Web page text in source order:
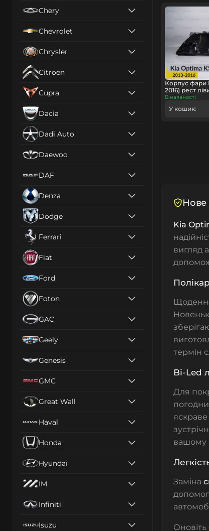
Chery
Chevrolet
Chrysler
Citroen
Cupra
Dacia
Dadi Auto
Daewoo
DAF
Denza
Dodge
Ferrari
Fiat
Ford
Foton
GAC
Geely
Genesis
GMC
Great Wall
Haval
Honda
Hyundai
IM
Infiniti
Isuzu
Корпус фари
2016) рест
В наявності
У кошик:
Нове
Kia
вигляд
термін
Bi-Led
Для
вашому
Заміна